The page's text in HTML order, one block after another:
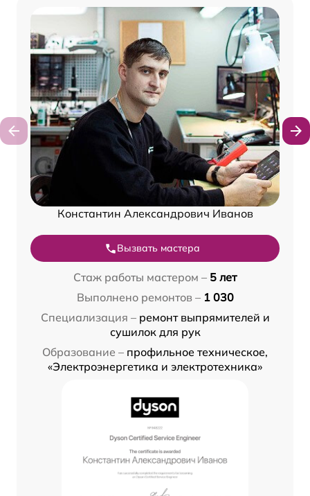
Константин Александрович Иванов
Вызвать мастера
Стаж работы мастером – 5 лет
Выполнено ремонтов – 1 030
Специализация – ремонт выпрямителей и
сушилок для рук
Образование – профильное техническое,
«Электроэнергетика и электротехника»